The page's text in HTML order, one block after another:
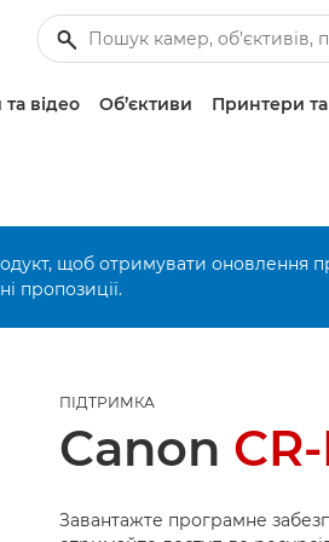
відео Об’єктиви Принтери
щоб отримувати оновлення
пропозиції.
ПІДТРИМКА
Canon
Завантажте програмне